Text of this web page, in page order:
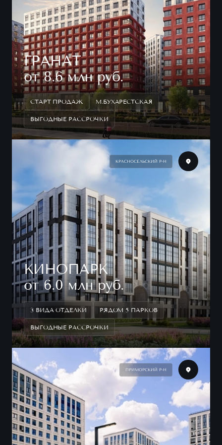
ГРАНАТ
от 8.6 млн руб.
СТАРТ ПРОДАЖ М.БУХАРЕСТСКАЯ
ВЫГОДНЫЕ РАССРОЧКИ
КРАСНОСЕЛЬСКИЙ Р-Н
КИНОПАРК
от 6.0 млн руб.
3 ВИДА ОТДЕЛКИ РЯДОМ 5 ПАРКОВ
ВЫГОДНЫЕ РАССРОЧКИ
ПРИМОРСКИЙ Р-Н